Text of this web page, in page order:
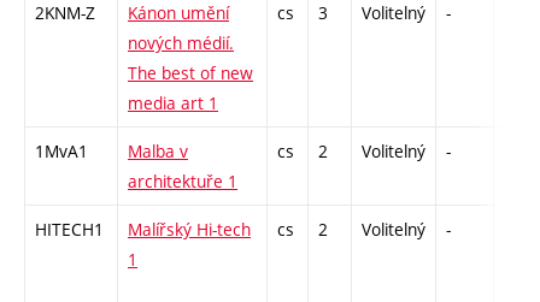
2KNM-Z
Kánon umění
nových médií.
The best of new
media art 1
cs 3 Volitelný -
1MvA1
Malba v
architektuře 1
cs 2 Volitelný -
HITECH1
Malířský Hi-tech
1
cs 2 Volitelný -